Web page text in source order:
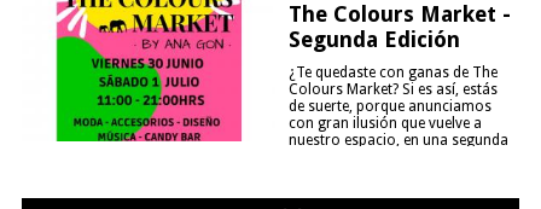
The Colours Market -
Segunda Edición
¿Te quedaste con ganas de The
Colours Market? Si es así, estás
de suerte, porque anunciamos
con gran ilusión que vuelve a
nuestro espacio, en una segunda